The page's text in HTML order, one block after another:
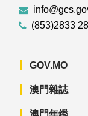
(853)2833
GOV.MO
澳門雜誌